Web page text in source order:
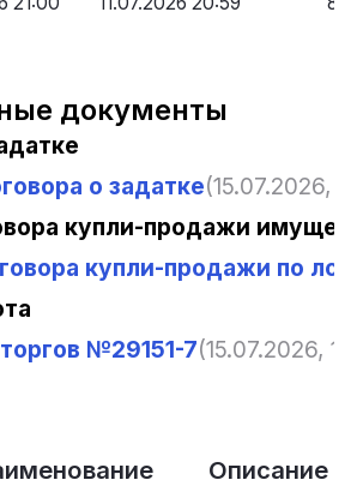
документы
о задатке(15.07.2026,
купли-продажи
купли-продажи по
№29151-7(15.07.2026,
Описание